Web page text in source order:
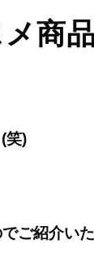
商
笑)
ご紹介いた